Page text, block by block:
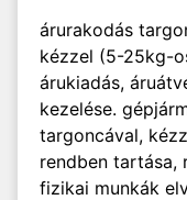
árurakodás
kézzel (5-25kg-
árukiadás,
kezelése.
targoncával,
rendben tartása,
fizikai munkák